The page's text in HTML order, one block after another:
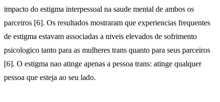
impacto do estigma interpessoal na saude mental de ambos os
parceiros [6]. Os resultados mostraram que experiencias frequentes
de estigma estavam associadas a niveis elevados de sofrimento
psicologico tanto para as mulheres trans quanto para seus parceiros
[6]. O estigma nao atinge apenas a pessoa trans: atinge qualquer
pessoa que esteja ao seu lado.